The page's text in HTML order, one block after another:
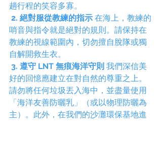
趟行程的笑容多寡。
2. 絕對服從教練的指示 在海上，教練的
哨音與指令就是絕對的規則。請保持在
教練的視線範圍內，切勿擅自脫隊或獨
自解開救生衣。
3. 遵守 LNT 無痕海洋守則 我們深信美
好的回憶應建立在對自然的尊重之上。
請勿將任何垃圾丟入海中，並盡量使用
「海洋友善防曬乳」（或以物理防曬為
主）。此外，在我們的沙灘環保基地進